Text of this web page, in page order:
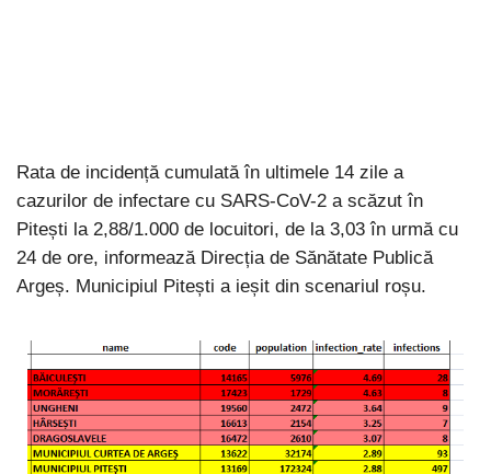
Rata de incidență cumulată în ultimele 14 zile a
cazurilor de infectare cu SARS-CoV-2 a scăzut în
Pitești la 2,88/1.000 de locuitori, de la 3,03 în urmă cu
24 de ore, informează Direcția de Sănătate Publică
Argeș. Municipiul Pitești a ieșit din scenariul roșu.